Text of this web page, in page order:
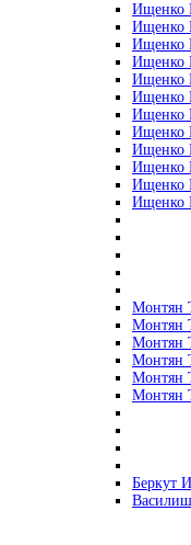
Ищенко
Ищенко
Ищенко
Ищенко
Ищенко
Ищенко
Ищенко
Ищенко
Ищенко
Ищенко
Ищенко
Ищенко
Монтян
Монтян
Монтян
Монтян
Монтян
Монтян
Беркут